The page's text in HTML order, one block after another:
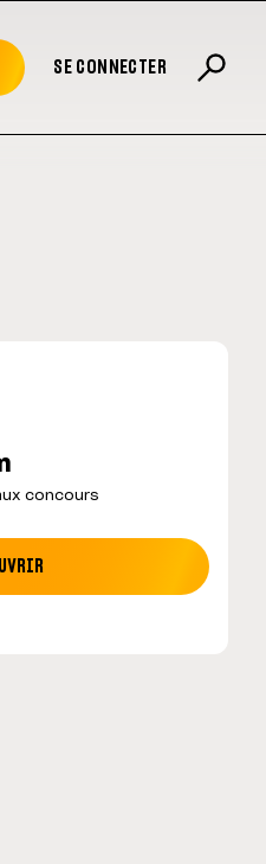
SE CONNECTER
constructeurs signent un
concours